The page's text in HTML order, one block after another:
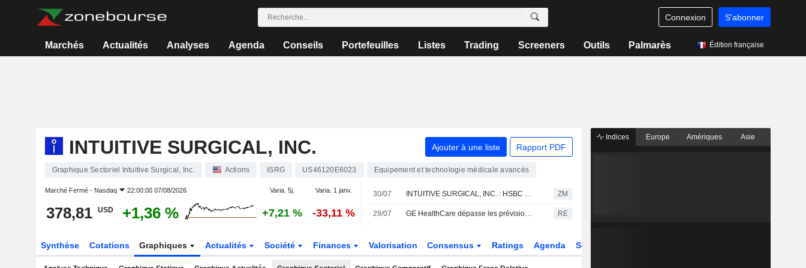
Connexion S'abonner
Marchés Actualités Analyses Agenda Conseils Portefeuilles Listes Trading Screeners Outils Palmarès Édition française
INTUITIVE SURGICAL, INC. Ajouter à une liste Rapport PDF
Graphique Sectoriel Intuitive Surgical, Inc. Actions ISRG US46120E6023 Equipement et technologie médicale avancés
Marché Fermé - Nasdaq 22:00:00 07/08/2026 Varia. 5j. Varia. 1 janv.
378,81 USD +1,36 % +7,21 % -33,11 %
30/07 INTUITIVE SURGICAL, INC. : HSBC passe à neutre sur le dossier ZM
29/07 GE HealthCare dépasse les prévisions trimestrielles et envisage la vente de sa division de soins aux patients RE
Synthèse Cotations Graphiques Actualités Société Finances Valorisation Consensus Ratings Agenda Secteur
Indices Europe Amériques Asie